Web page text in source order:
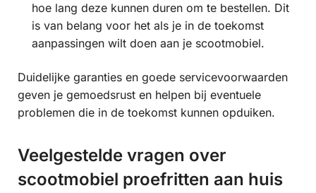
hoe lang deze kunnen duren om te bestellen. Dit
is van belang voor het als je in de toekomst
aanpassingen wilt doen aan je scootmobiel.
Duidelijke garanties en goede servicevoorwaarden
geven je gemoedsrust en helpen bij eventuele
problemen die in de toekomst kunnen opduiken.
Veelgestelde vragen over
scootmobiel proefritten aan huis